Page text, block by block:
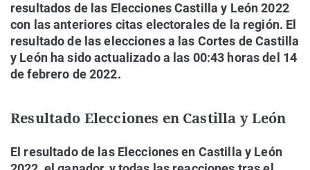
resultados de las Elecciones Castilla y León 2022
con las anteriores citas electorales de la región. El
resultado de las elecciones a las Cortes de Castilla
y León ha sido actualizado a las 00:43 horas del 14
de febrero de 2022.
Resultado Elecciones en Castilla y León
El resultado de las Elecciones en Castilla y León